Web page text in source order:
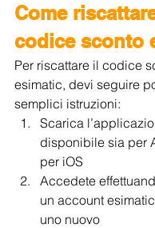
Come
codice sconto
Per riscattare il codice
esimatic, devi seguire
semplici istruzioni:
Scarica
disponibile sia per
per iOS
Accedete
un account
uno nuovo